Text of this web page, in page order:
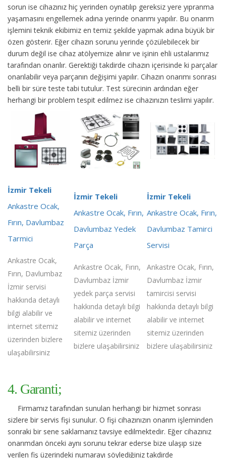
sorun ise cihazınız hiç yerinden oynatılıp gereksiz yere yıpranma
yaşamasını engellemek adına yerinde onarımı yapılır. Bu onarım
işlemini teknik ekibimiz en temiz şekilde yapmak adına büyük bir
özen gösterir. Eğer cihazın sorunu yerinde çözülebilecek bir
durum değil ise cihaz atölyemize alınır ve işinin ehli ustalarımız
tarafından onarılır. Gerektiği takdirde cihazın içerisinde ki parçalar
onarılabilir veya parçanın değişimi yapılır. Cihazın onarımı sonrası
belli bir süre teste tabi tutulur. Test sürecinin ardından eğer
herhangi bir problem tespit edilmez ise cihazınızın teslimi yapılır.
İzmir Tekeli
Ankastre Ocak,
Fırın, Davlumbaz
Tarmici
Ankastre Ocak,
Fırın, Davlumbaz
İzmir servisi
hakkında detaylı
bilgi alabilir ve
internet sitemiz
üzerinden bizlere
ulaşabilirsiniz
İzmir Tekeli
Ankastre Ocak, Fırın,
Davlumbaz Yedek
Parça
Ankastre Ocak, Fırın,
Davlumbaz İzmir
yedek parça servisi
hakkında detaylı bilgi
alabilir ve internet
sitemiz üzerinden
bizlere ulaşabilirsiniz
İzmir Tekeli
Ankastre Ocak, Fırın,
Davlumbaz Tamirci
Servisi
Ankastre Ocak, Fırın,
Davlumbaz İzmir
tamircisi servisi
hakkında detaylı bilgi
alabilir ve internet
sitemiz üzerinden
bizlere ulaşabilirsiniz
4. Garanti;
Firmamız tarafından sunulan herhangi bir hizmet sonrası
sizlere bir servis fişi sunulur. O fişi cihazınızın onarım işleminden
sonraki bir sene saklamanız tavsiye edilmektedir. Eğer cihazınız
onarımdan önceki aynı sorunu tekrar ederse bize ulaşıp size
verilen fiş üzerindeki numarayı söylediğiniz takdirde